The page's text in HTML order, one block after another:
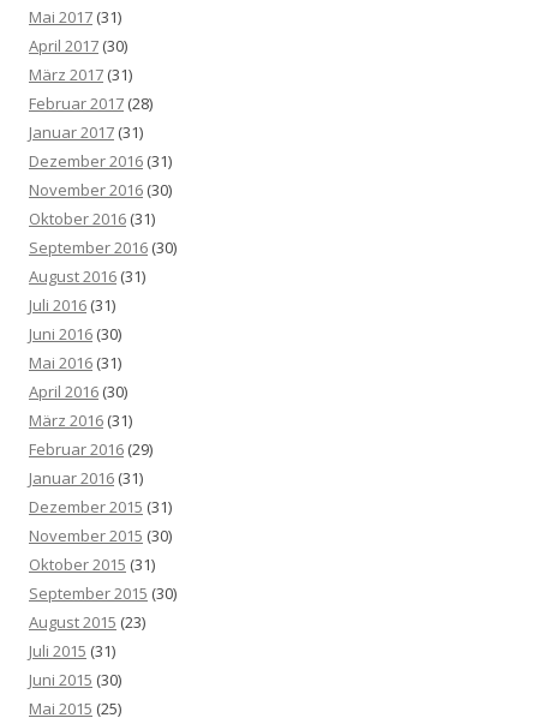
Mai 2017 (31)
April 2017 (30)
März 2017 (31)
Februar 2017 (28)
Januar 2017 (31)
Dezember 2016 (31)
November 2016 (30)
Oktober 2016 (31)
September 2016 (30)
August 2016 (31)
Juli 2016 (31)
Juni 2016 (30)
Mai 2016 (31)
April 2016 (30)
März 2016 (31)
Februar 2016 (29)
Januar 2016 (31)
Dezember 2015 (31)
November 2015 (30)
Oktober 2015 (31)
September 2015 (30)
August 2015 (23)
Juli 2015 (31)
Juni 2015 (30)
Mai 2015 (25)